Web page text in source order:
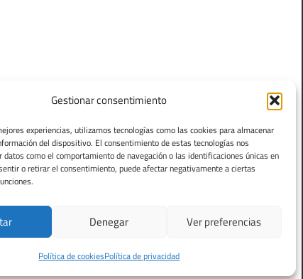
Gestionar consentimiento
experiencias, utilizamos tecnologías como las cookies para almacenar
del dispositivo. El consentimiento de estas tecnologías nos
como el comportamiento de navegación o las identificaciones únicas en
o retirar el consentimiento, puede afectar negativamente a ciertas
Denegar Ver preferencias
Política de cookiesPolítica de privacidad